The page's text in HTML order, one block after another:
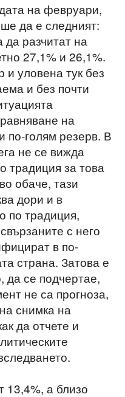
на февруари,
да е следният:
разчитат на
27,1% и 26,1%.
и уловена тук без
и без почти
на
по-голям резерв. В
не се вижда
традиция за това
обаче, тази
дори и в
по традиция,
с него
в по-
страна. Затова е
да се подчертае,
не са прогноза,
снимка на
да отчете и
13,4%, а близо